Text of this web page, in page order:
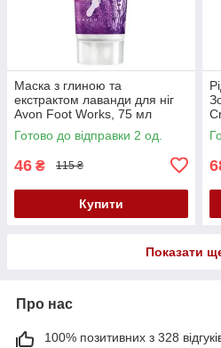
Маска з глиною та
екстрактом лаванди для ніг
Avon Foot Works, 75 мл
Готово до відправки 2 од.
46 ₴ 115 ₴
Купити
мл
Показати
Про нас
100% позитивних з 328